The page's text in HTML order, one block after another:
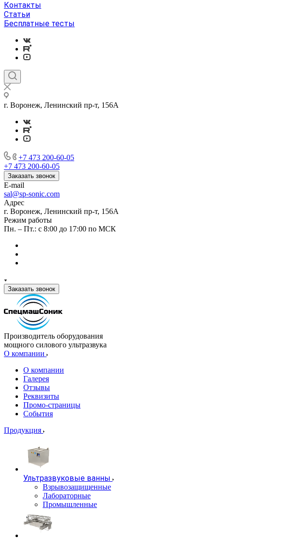
Контакты
Статьи
Бесплатные тесты
г. Воронеж, Ленинский пр-т, 156А
+7 473 200-60-05
+7 473 200-60-05
Заказать звонок
E-mail
sal@sp-sonic.com
Адрес
г. Воронеж, Ленинский пр-т, 156А
Режим работы
Пн. – Пт.: с 8:00 до 17:00 по МСК
Заказать звонок
Производитель оборудования
мощного силового ультразвука
О компании
О компании
Галерея
Отзывы
Реквизиты
Промо-страницы
События
Продукция
Ультразвуковые ванны
Взрывозащищенные
Лабораторные
Промышленные